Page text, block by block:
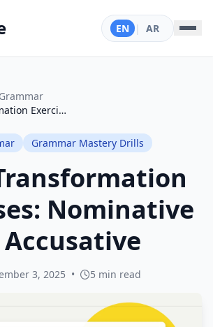
EN | AR
Grammar
Case Transformation Exercises: Nominative to Accusative
Grammar Mastery Drills
Nominative
3, 2025 • 5 min read